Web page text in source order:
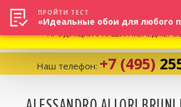
Корзина:0
Наш телефон: +7 (495)
ВНИМАНИЕ! В СВЯЗИ С СИТУАЦИЕЙ НА
УТОЧНЯТЬ АКТУАЛЬНУЮ СТОИМОСТЬ И
ПРОДУКЦИИ У НАШИХ
ПРОЙТИ ТЕСТ